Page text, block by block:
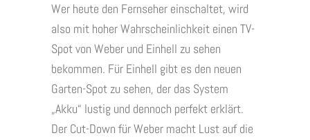
Wer heute den Fernseher einschaltet, wird
also mit hoher Wahrscheinlichkeit einen TV-
Spot von Weber und Einhell zu sehen
bekommen. Für Einhell gibt es den neuen
Garten-Spot zu sehen, der das System
„Akku“ lustig und dennoch perfekt erklärt.
Der Cut-Down für Weber macht Lust auf die